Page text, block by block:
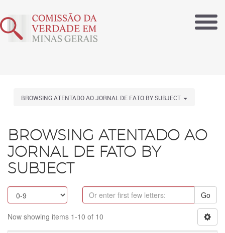
BROWSING ATENTADO AO JORNAL DE FATO BY SUBJECT
BROWSING ATENTADO AO
JORNAL DE FATO BY
SUBJECT
Go
Now showing items 1-10 of 10